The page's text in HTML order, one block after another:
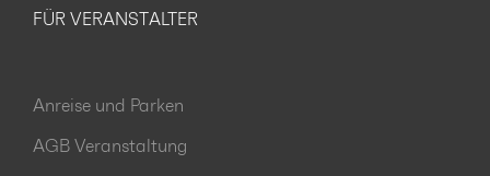
FÜR VERANSTALTER
Anreise und Parken
AGB Veranstaltung